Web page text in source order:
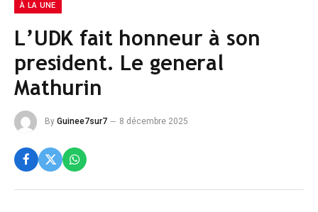
À LA UNE
L’UDK fait honneur à son
president. Le general
Mathurin
By Guinee7sur7 8 décembre 2025